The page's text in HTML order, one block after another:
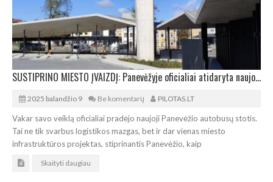
SUSTIPRINO MIESTO ĮVAIZDĮ: Panevėžyje oficialiai atidaryta naujoji autobusų stotis
2025 balandžio 9 Be komentarų PILOTAS.LT
Vakar savo veiklą oficialiai pradėjo naujoji Panevėžio autobusų stotis.
Tai ne tik svarbus logistikos mazgas, bet ir dar vienas miesto
infrastruktūros projektas, stiprinantis Panevėžio, kaip
Skaityti daugiau